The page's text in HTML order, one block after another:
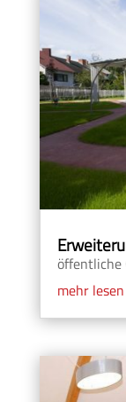
öffentliche
mehr lesen